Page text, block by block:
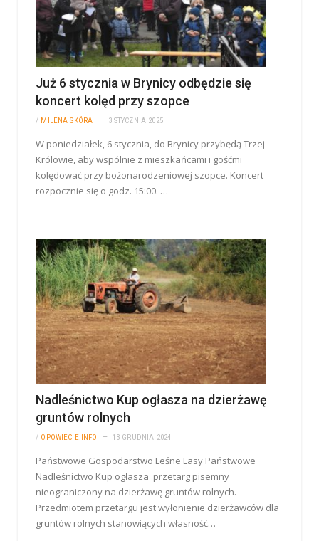
Już 6 stycznia w Brynicy odbędzie się
koncert kolęd przy szopce
/ MILENA SKÓRA 3 STYCZNIA 2025
W poniedziałek, 6 stycznia, do Brynicy przybędą Trzej
Królowie, aby wspólnie z mieszkańcami i gośćmi
kolędować przy bożonarodzeniowej szopce. Koncert
rozpocznie się o godz. 15:00. …
Nadleśnictwo Kup ogłasza na dzierżawę
gruntów rolnych
/ OPOWIECIE.INFO 13 GRUDNIA 2024
Państwowe Gospodarstwo Leśne Lasy Państwowe
Nadleśnictwo Kup ogłasza przetarg pisemny
nieograniczony na dzierżawę gruntów rolnych.
Przedmiotem przetargu jest wyłonienie dzierżawców dla
gruntów rolnych stanowiących własność…